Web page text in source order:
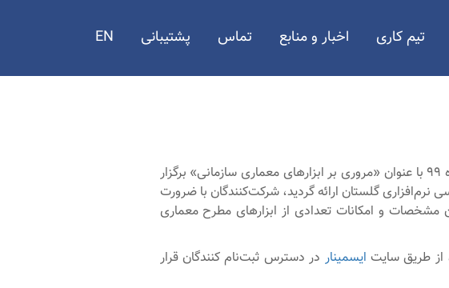
تیم کاری اخبار و منابع تماس پشتیبانی EN
سومین وبینار گروه تخصصی معماری سازمانی انجمن انفورماتیک ایران، روز دوشنبه اول دی ماه 99 با عنوان «مروری بر ابزارهای معماری سازمانی» برگزار
گلستان ارائه گردید، شرکت‌کنندگان با ضرورت
مشخصات و امکانات تعدادی از ابزارهای مطرح معماری
از طریق سایت ایسمینار در دسترس ثبت‌نام کنندگان قرار